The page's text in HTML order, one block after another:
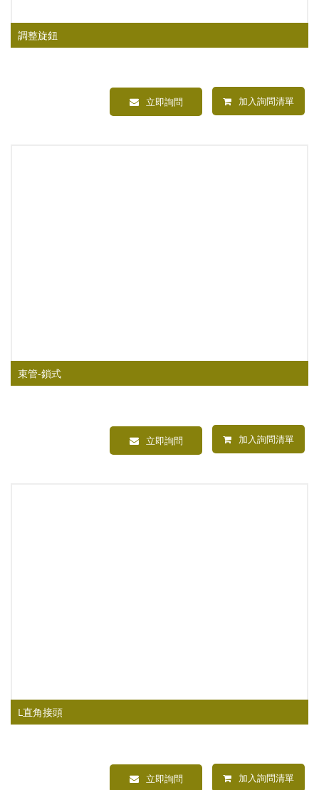
調整旋鈕
立即詢問 加入詢問清單
束管-鎖式
立即詢問 加入詢問清單
L直角接頭
立即詢問 加入詢問清單